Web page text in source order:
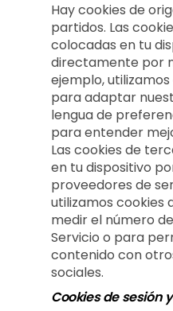
Hay cookies de
partidos. Las
colocadas en tu
directamente por
ejemplo,
para adaptar
lengua de
para entender
Las cookies de
en tu dispositivo
proveedores de
utilizamos cookies
medir el número
Servicio o para
contenido con
sociales.
Cookies de sesión